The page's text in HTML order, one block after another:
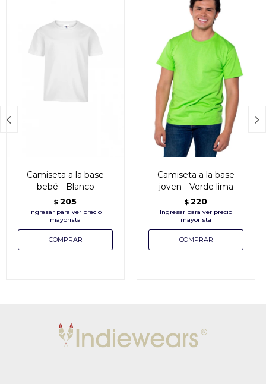
Camiseta a la base
bebé - Blanco
$ 205
Camiseta a la base
joven - Verde lima
$ 220
 